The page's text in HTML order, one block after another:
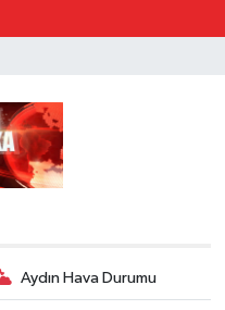
Aydın Hava Durumu